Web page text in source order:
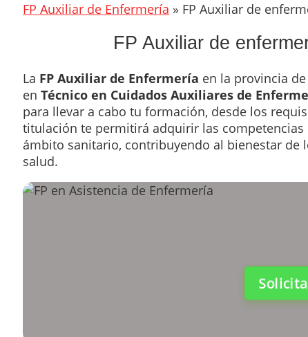
FP Auxiliar de Enfermería » FP Auxiliar de
FP Auxiliar de
La FP Auxiliar de Enfermería en la provincia de
en Técnico en Cuidados Auxiliares de
para llevar a cabo tu formación, desde los
titulación te permitirá adquirir las competencias
ámbito sanitario, contribuyendo al bienestar de
salud.